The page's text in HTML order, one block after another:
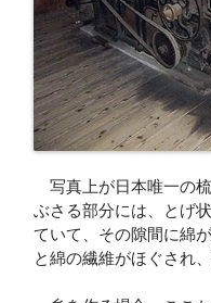
写真上が日本唯一の
ぶさる部分には、とげ
ていて、その隙間に綿
と綿の繊維がほぐされ